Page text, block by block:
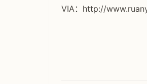
VIA：http://